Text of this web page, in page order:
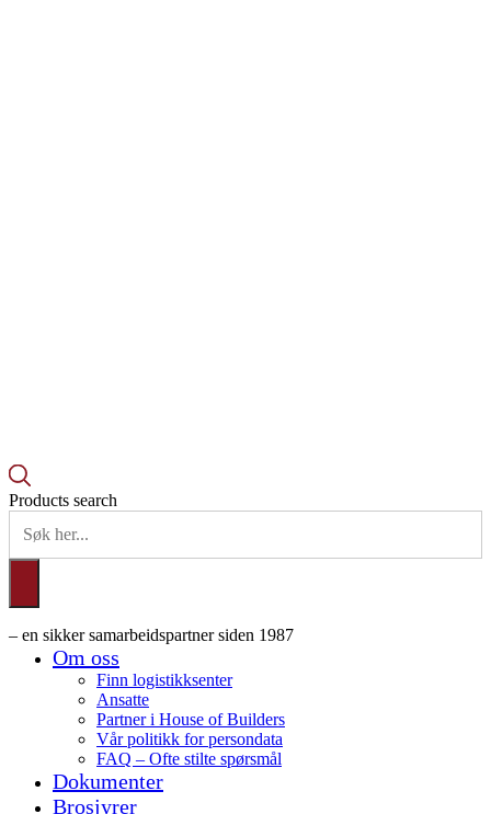
Products search
– en sikker samarbeidspartner siden 1987
Om oss
Finn logistikksenter
Ansatte
Partner i House of Builders
Vår politikk for persondata
FAQ – Ofte stilte spørsmål
Dokumenter
Brosjyrer